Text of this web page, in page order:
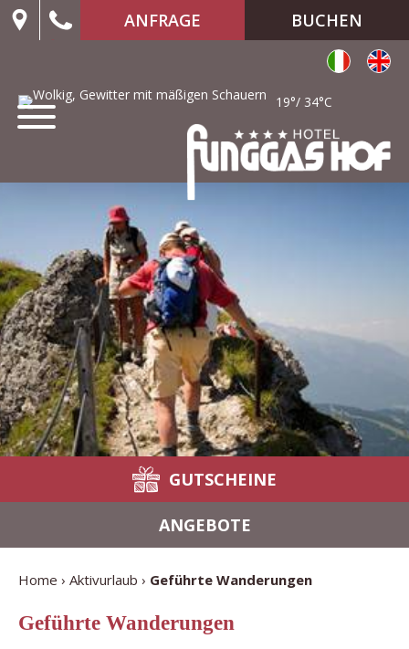
ANFRAGE BUCHEN
19°/ 34°C
GUTSCHEINE
ANGEBOTE
Home Aktivurlaub Geführte Wanderungen
Geführte Wanderungen